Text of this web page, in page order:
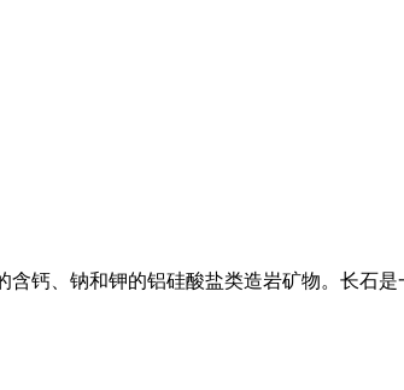
钙、钠和钾的铝硅酸盐类造岩矿物。长石